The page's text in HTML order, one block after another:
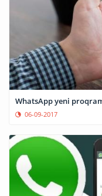
WhatsApp yeni
06-09-2017